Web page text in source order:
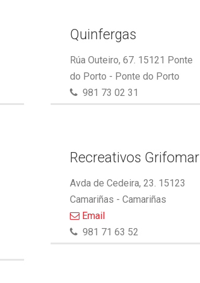
Quinfergas
Rúa Outeiro, 67. 15121 Ponte
do Porto - Ponte do Porto
981 73 02 31
Recreativos Grifomar
Avda de Cedeira, 23. 15123
Camariñas - Camariñas
Email
981 71 63 52